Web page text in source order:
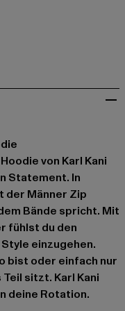
von Karl Kani
Statement. In
Männer Zip
Bände spricht. Mit
fühlst du den
einzugehen.
bist oder einfach nur
sitzt. Karl Kani
deine Rotation.